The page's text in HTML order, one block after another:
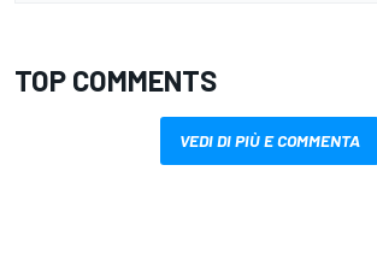
TOP COMMENTS
VEDI DI PIÙ E COMMENTA